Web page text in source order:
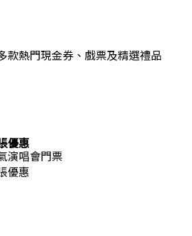
款熱門現金券、戲票及精選禮品
優惠
演唱會門票
優惠